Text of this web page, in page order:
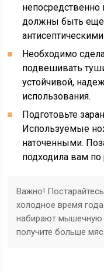
непосредственно
должны быть
Необходимо
подвешивать
устойчивой,
использования.
Подготовьте
Используемые
наточенными.
подходила вам по
Важно!
холодное время
набирают мышечную
получите больше